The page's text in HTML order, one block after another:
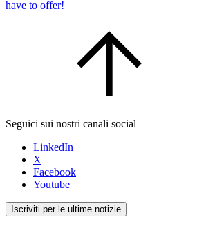
have to offer!
Seguici sui nostri canali social
LinkedIn
X
Facebook
Youtube
Iscriviti per le ultime notizie